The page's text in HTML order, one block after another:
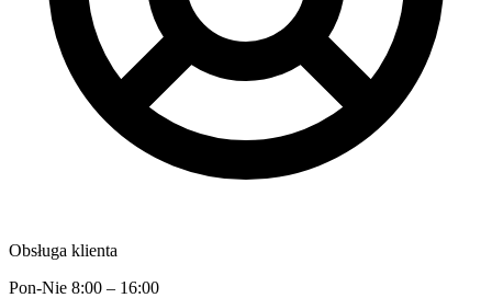
Obsługa klienta
Pon-Nie 8:00 – 16:00